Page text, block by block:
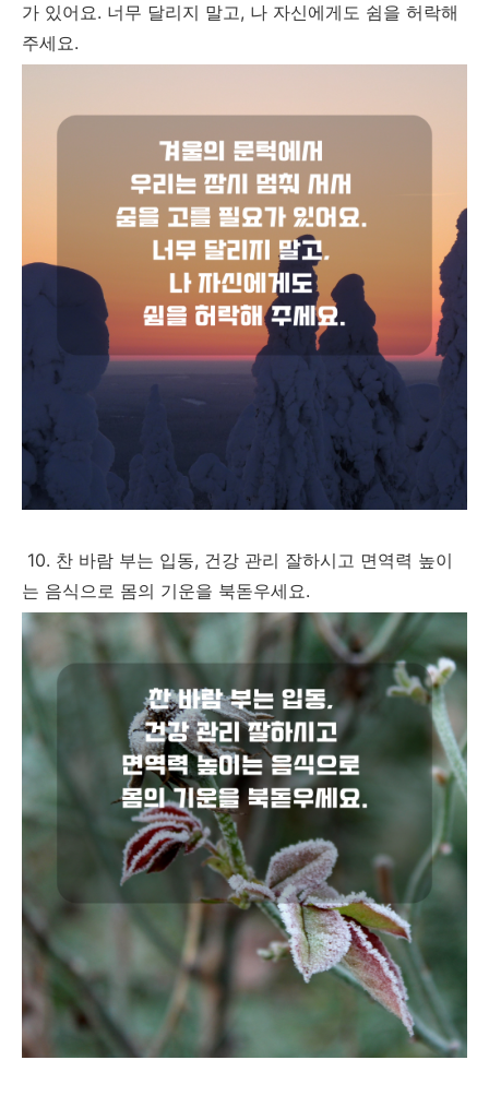
가 있어요. 너무 달리지 말고, 나 자신에게도 쉼을 허락해
주세요.
10. 찬 바람 부는 입동, 건강 관리 잘하시고 면역력 높이
는 음식으로 몸의 기운을 북돋우세요.